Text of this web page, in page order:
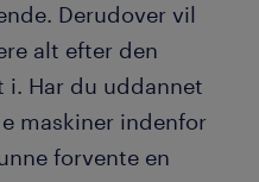
Derudover vil
alt efter den
i. Har du uddannet
maskiner indenfor
forvente en